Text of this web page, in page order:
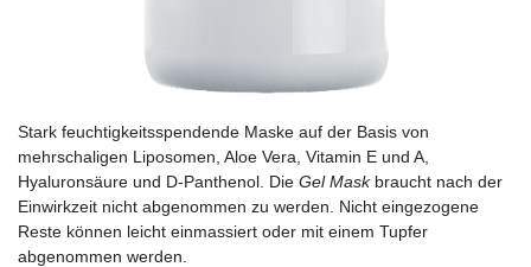
Stark feuchtigkeitsspendende Maske auf der Basis von
mehrschaligen Liposomen, Aloe Vera, Vitamin E und A,
Hyaluronsäure und D-Panthenol. Die Gel Maskbraucht nach der
Einwirkzeit nicht abgenommen zu werden. Nicht eingezogene
Reste können leicht einmassiert oder mit einem Tupfer
abgenommen werden.